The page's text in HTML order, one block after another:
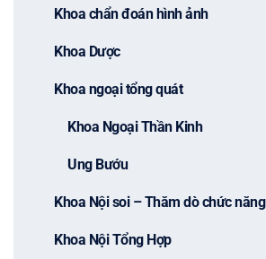
Khoa chẩn đoán hình ảnh
Khoa Dược
Khoa ngoại tổng quát
Khoa Ngoại Thần Kinh
Ung Bướu
Khoa Nội soi – Thăm dò chức năng
Khoa Nội Tổng Hợp